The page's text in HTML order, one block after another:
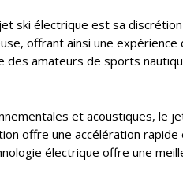
ski électrique est sa
offrant ainsi une
des amateurs de sports
et acoustiques, le
offre une accélération
électrique offre une